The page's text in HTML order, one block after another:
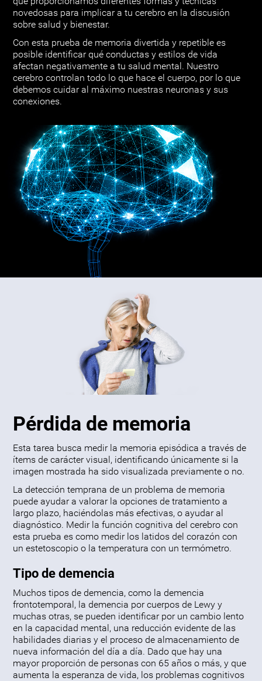
novedosas para implicar a tu cerebro en la discusión
sobre salud y bienestar.
Con esta prueba de memoria divertida y repetible es
posible identificar qué conductas y estilos de vida
afectan negativamente a tu salud mental. Nuestro
cerebro controlan todo lo que hace el cuerpo, por lo que
debemos cuidar al máximo nuestras neuronas y sus
conexiones.
Pérdida de memoria
Esta tarea busca medir la memoria episódica a través de
ítems de carácter visual, identificando únicamente si la
imagen mostrada ha sido visualizada previamente o no.
La detección temprana de un problema de memoria
puede ayudar a valorar la opciones de tratamiento a
largo plazo, haciéndolas más efectivas, o ayudar al
diagnóstico. Medir la función cognitiva del cerebro con
esta prueba es como medir los latidos del corazón con
un estetoscopio o la temperatura con un termómetro.
Tipo de demencia
Muchos tipos de demencia, como la demencia
frontotemporal, la demencia por cuerpos de Lewy y
muchas otras, se pueden identificar por un cambio lento
en la capacidad mental, una reducción evidente de las
habilidades diarias y el proceso de almacenamiento de
nueva información del día a día. Dado que hay una
mayor proporción de personas con 65 años o más, y que
aumenta la esperanza de vida, los problemas cognitivos